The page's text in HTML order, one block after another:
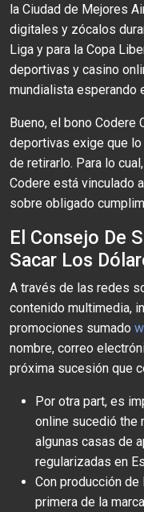
la Ciudad de Mejores
digitales y zócalos
Liga y para la Copa
deportivas y casino
mundialista esperando
Bueno, el bono Codere
deportivas exige que
de retirarlo. Para lo
Codere está vinculado
sobre obligado
El Consejo De
Sacar Los
A través de las redes
contenido multimedia,
promociones sumado
nombre, correo
próxima sucesión que
Por otra part, es
online sucedió the
algunas casas de
regularizadas en
Con producción de
primera de la